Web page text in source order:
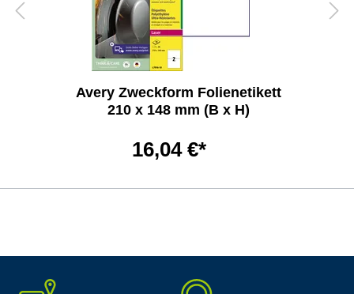
Avery Zweckform Folienetikett
210 x 148 mm (B x H)
16,04 €*